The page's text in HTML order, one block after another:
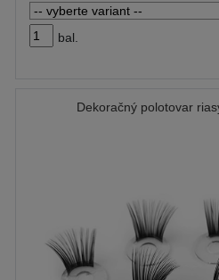
bal.
Dekoračný polotovar